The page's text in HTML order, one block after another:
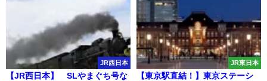
JR西日本
【JR西日本】 SLやまぐち号な
JR東日本
【東京駅直結！】東京ステーシ